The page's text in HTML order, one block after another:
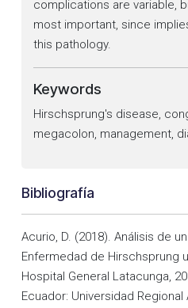
complications are variable,
most important, since
this pathology.
Keywords
Hirschsprung's disease,
megacolon, management,
Bibliografía
Acurio, D. (2018). Análisis de
Enfermedad de Hirschsprung
Hospital General Latacunga,
Ecuador: Universidad